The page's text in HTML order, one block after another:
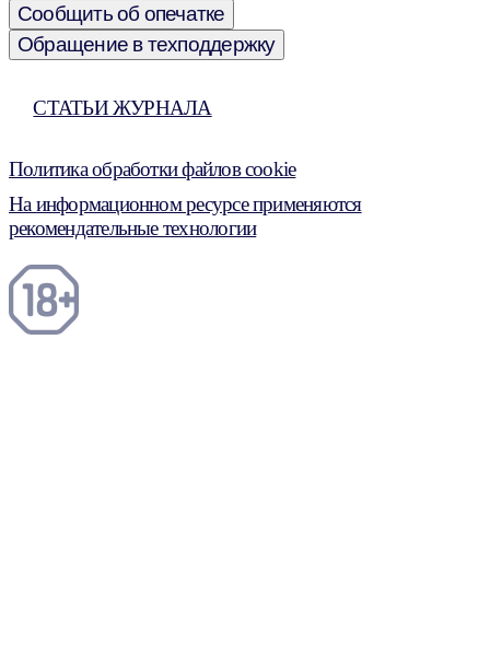
Сообщить об опечатке
Обращение в техподдержку
СТАТЬИ ЖУРНАЛА
Политика обработки файлов cookie
На информационном ресурсе применяются
рекомендательные технологии